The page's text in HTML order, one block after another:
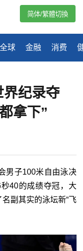
全球 金融 消费
简体/繁體切換
界纪录夺
拿下”
男子100米自由泳决
40的成绩夺冠，大
副其实的泳坛新“飞